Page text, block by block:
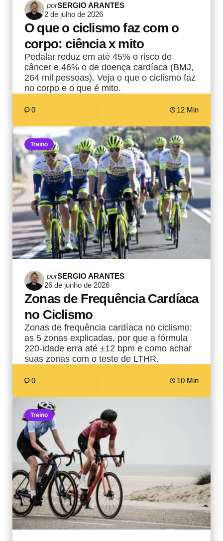
Postado
por
porSERGIO ARANTES
2 de julho de 2026
O que o ciclismo faz com o
corpo: ciência x mito
Pedalar reduz em até 45% o risco de
câncer e 46% o de doença cardíaca (BMJ,
264 mil pessoas). Veja o que o ciclismo faz
no corpo e o que é mito.
0 12 Min
Treino
Postado
por
porSERGIO ARANTES
26 de junho de 2026
Zonas de Frequência Cardíaca
no Ciclismo
Zonas de frequência cardíaca no ciclismo:
as 5 zonas explicadas, por que a fórmula
220-idade erra até ±12 bpm e como achar
suas zonas com o teste de LTHR.
0 10 Min
Treino